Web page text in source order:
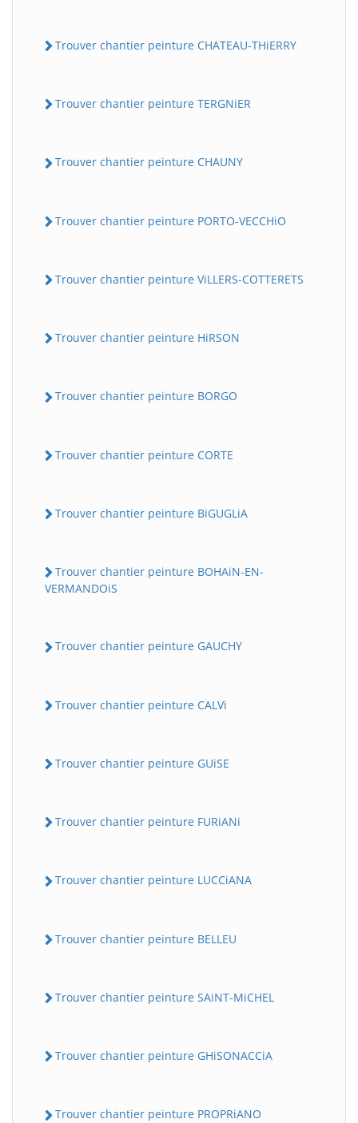
Trouver chantier peinture CHATEAU-THiERRY
Trouver chantier peinture TERGNiER
Trouver chantier peinture CHAUNY
Trouver chantier peinture PORTO-VECCHiO
Trouver chantier peinture ViLLERS-COTTERETS
Trouver chantier peinture HiRSON
Trouver chantier peinture BORGO
Trouver chantier peinture CORTE
Trouver chantier peinture BiGUGLiA
Trouver chantier peinture BOHAiN-EN-
VERMANDOiS
Trouver chantier peinture GAUCHY
Trouver chantier peinture CALVi
Trouver chantier peinture GUiSE
Trouver chantier peinture FURiANi
Trouver chantier peinture LUCCiANA
Trouver chantier peinture BELLEU
Trouver chantier peinture SAiNT-MiCHEL
Trouver chantier peinture GHiSONACCiA
Trouver chantier peinture PROPRiANO